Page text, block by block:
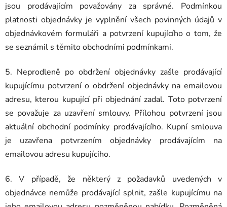
jsou prodávajícím považovány za správné. Podmínkou
platnosti objednávky je vyplnění všech povinných údajů v
objednávkovém formuláři a potvrzení kupujícího o tom, že
se seznámil s těmito obchodními podmínkami.
5. Neprodleně po obdržení objednávky zašle prodávající
kupujícímu potvrzení o obdržení objednávky na emailovou
adresu, kterou kupující při objednání zadal. Toto potvrzení
se považuje za uzavření smlouvy. Přílohou potvrzení jsou
aktuální obchodní podmínky prodávajícího. Kupní smlouva
je uzavřena potvrzením objednávky prodávajícím na
emailovou adresu kupujícího.
6. V případě, že některý z požadavků uvedených v
objednávce nemůže prodávající splnit, zašle kupujícímu na